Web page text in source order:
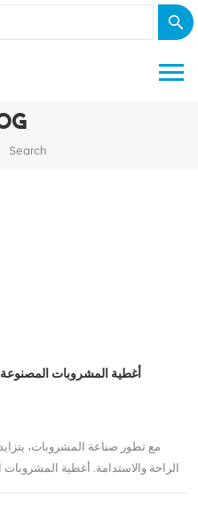
Search
أغطية المشروبات
مع تطور صناعة المشروبات،
الراحة والاستدامة. أغطية
هذه الأغطية للمستهلكين تجربة فتح